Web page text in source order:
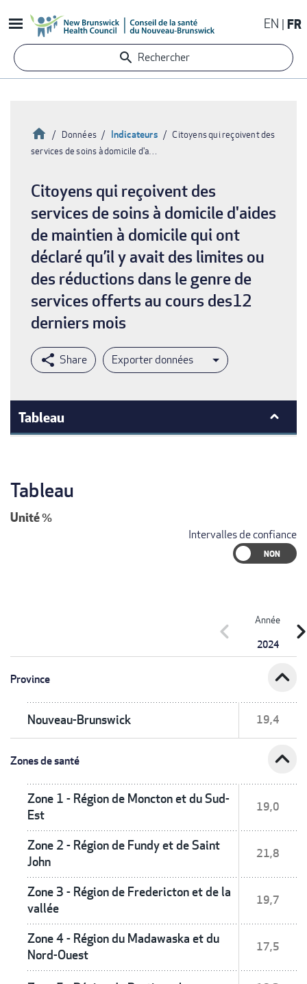
au
contenu
principal
EN FR
Rechercher
d'Ariane
Accueil
Données Indicateurs
Citoyens qui reçoivent des
services de soins à domicile d'a…
Citoyens qui reçoivent des
services de soins à domicile d'aides
de maintien à domicile qui ont
déclaré qu’il y avait des limites ou
des réductions dans le genre de
services offerts au cours des12
derniers mois
Exporter données
Tableau
Tableau
Unité%
Intervalles de confiance
Année
2024
chevron_left
Province expand_less
Nouveau-Brunswick 19,4
Zones de santé expand_less
Zone 1 - Région de Moncton et du Sud-
Est
19,0
Zone 2 - Région de Fundy et de Saint
John
21,8
Zone 3 - Région de Fredericton et de la
vallée
19,7
Zone 4 - Région du Madawaska et du
Nord-Ouest
17,5